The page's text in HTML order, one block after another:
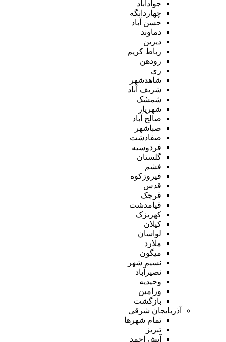
جوادآباد
چهاردانگه
حسن آباد
دماوند
دیزین
رباط کریم
رودهن
ری
شاهدشهر
شریف آباد
شمشک
شهریار
صالح آباد
صباشهر
صفادشت
فردوسیه
گلستان
فشم
فیروزکوه
قدس
قرچک
قیامدشت
کهریزک
کیلان
لواسان
ملارد
میگون
نسیم شهر
نصیرآباد
وحیدیه
ورامین
بازگشت
آذربایجان شرقی
تمام شهر‌ها
تبریز
آبش احمد